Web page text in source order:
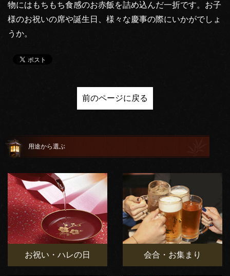
物にはもちもち食感のお赤飯を詰め込んだ一折です。お子
様のお祝いの席や誕生日、様々な慶事の際にいかがでしょ
うか。
前のページに戻る
用途から選ぶ
お祝い・ハレの日 会合・お集まり